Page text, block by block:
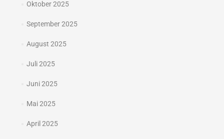
Oktober 2025
September 2025
August 2025
Juli 2025
Juni 2025
Mai 2025
April 2025